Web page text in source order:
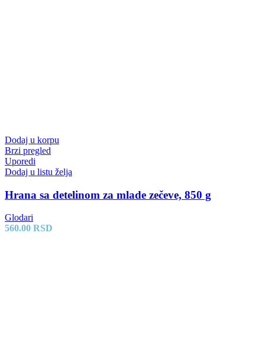
Dodaj u korpu
Brzi pregled
Uporedi
Dodaj u listu želja
Hrana sa detelinom za mlade zečeve, 850 g
Glodari
560.00 RSD